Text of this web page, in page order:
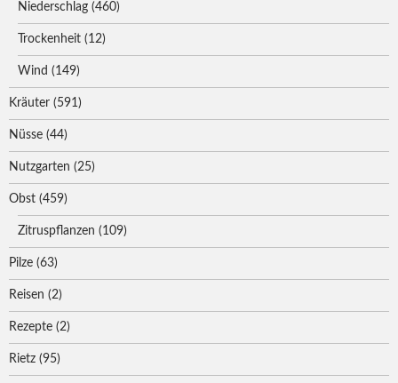
Niederschlag (460)
Trockenheit (12)
Wind (149)
Kräuter (591)
Nüsse (44)
Nutzgarten (25)
Obst (459)
Zitruspflanzen (109)
Pilze (63)
Reisen (2)
Rezepte (2)
Rietz (95)